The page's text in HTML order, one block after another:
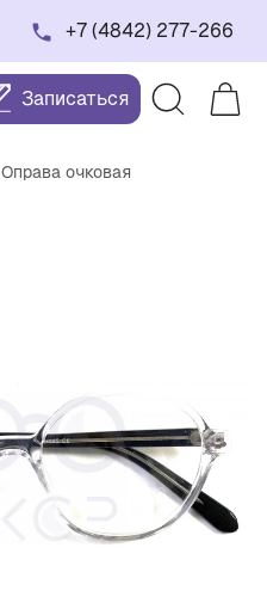
+7 (4842) 277-266
Записаться
Оправа очковая